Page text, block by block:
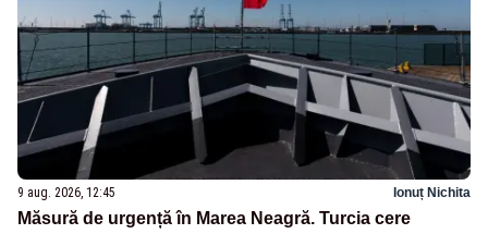
9 aug. 2026, 12:45 Ionuț Nichita
Măsură de urgență în Marea Neagră. Turcia cere